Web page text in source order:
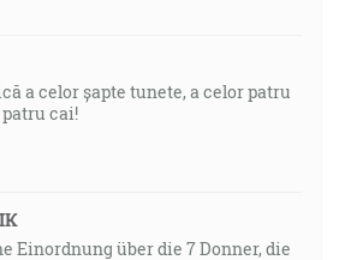
a celor șapte tunete, a celor patru
cai!
Einordnung über die 7 Donner, die